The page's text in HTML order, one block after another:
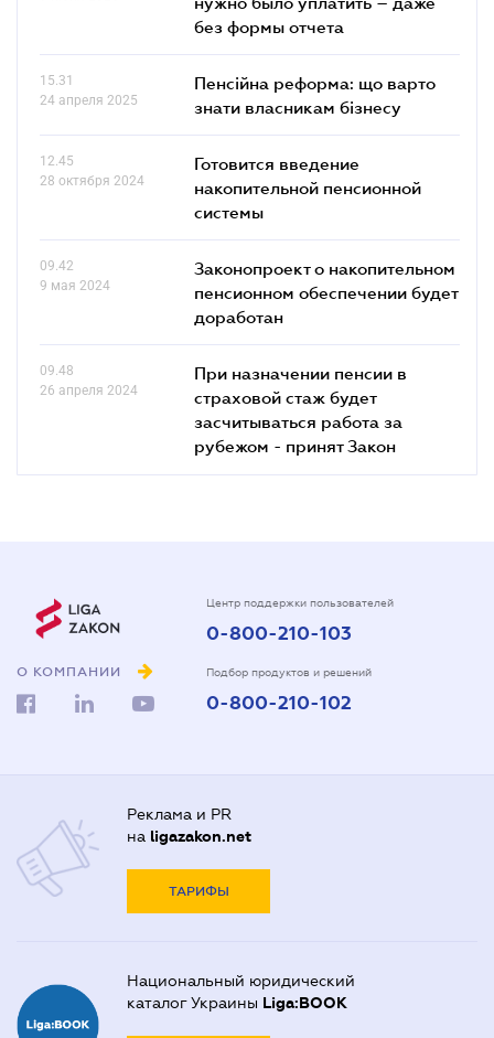
без формы отчета
15.31
24 апреля 2025
Пенсійна реформа: що варто
знати власникам бізнесу
12.45
28 октября 2024
Готовится введение
накопительной пенсионной
системы
09.42
9 мая 2024
Законопроект о накопительном
пенсионном обеспечении будет
доработан
09.48
26 апреля 2024
При назначении пенсии в
страховой стаж будет
засчитываться работа за
рубежом - принят Закон
О КОМПАНИИ
Центр поддержки пользователей
0-800-210-103
Подбор продуктов и решений
0-800-210-102
Реклама и PR
на ligazakon.net
ТАРИФЫ
Национальный юридический
каталог Украины Liga:BOOK